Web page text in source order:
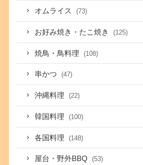
オムライス (73)
お好み焼き・たこ焼き (125)
焼鳥・鳥料理 (108)
串かつ (47)
沖縄料理 (22)
韓国料理 (100)
各国料理 (148)
屋台・野外BBQ (53)